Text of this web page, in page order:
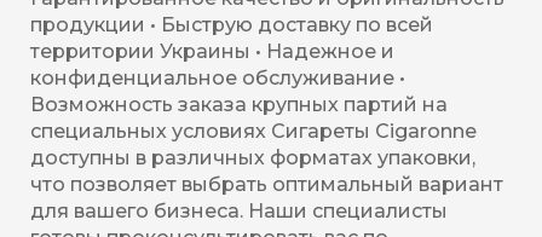
продукции • Быструю доставку по всей
территории Украины • Надежное и
конфиденциальное обслуживание •
Возможность заказа крупных партий на
специальных условиях Сигареты Cigaronne
доступны в различных форматах упаковки,
что позволяет выбрать оптимальный вариант
для вашего бизнеса. Наши специалисты